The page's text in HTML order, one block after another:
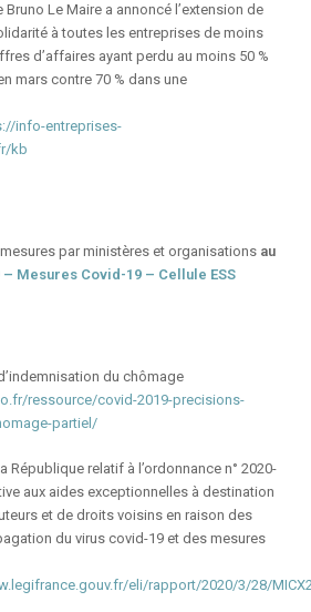
Bruno Le Maire a annoncé l’extension de
à toutes les entreprises de moins
d’affaires ayant perdu au moins 50 %
mars contre 70 % dans une
info-entreprises-
kb
par ministères et organisations au
– Mesures Covid-19 – Cellule ESS
du chômage
ressource/covid-2019-precisions-
partiel/
République relatif à l’ordonnance n° 2020-
aux aides exceptionnelles à destination
et de droits voisins en raison des
du virus covid-19 et des mesures
eli/rapport/2020/3/28/